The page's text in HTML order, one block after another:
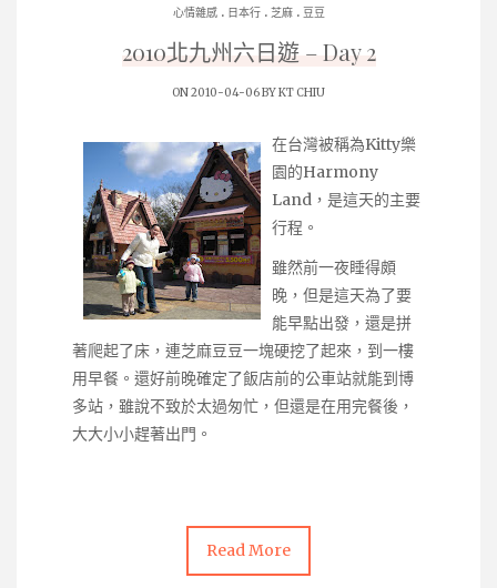
心情雜感. 日本行. 芝麻. 豆豆
2010北九州六日遊 – Day 2
ON 2010-04-06 BYKT CHIU
在台灣被稱為Kitty樂
園的Harmony
Land ，是這天的主要
行程。
雖然前一夜睡得頗
晚，但是這天為了要
能早點出發，還是拼
著爬起了床，連芝麻豆豆一塊硬挖了起來，到一樓
用早餐。還好前晚確定了飯店前的公車站就能到博
多站，雖說不致於太過匆忙，但還是在用完餐後，
大大小小趕著出門。
Read More